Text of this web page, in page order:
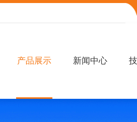
产品展示 新闻中心